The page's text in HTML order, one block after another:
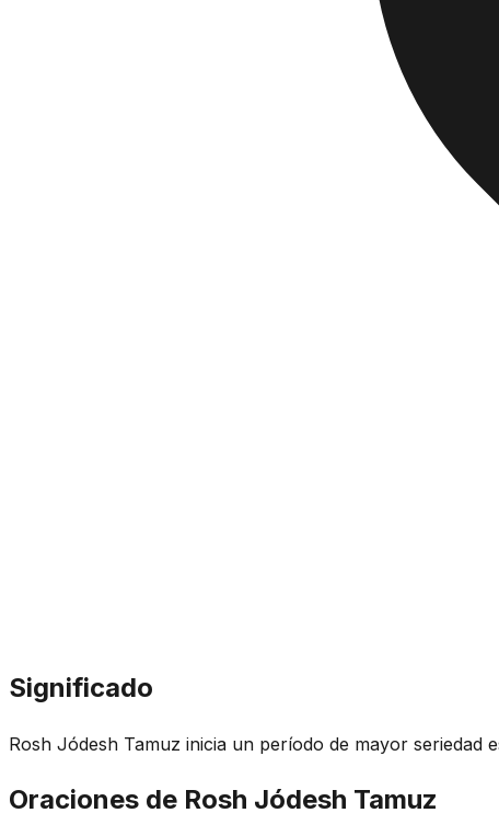
Significado
Rosh Jódesh Tamuz inicia un período de mayor seriedad
Oraciones de Rosh Jódesh Tamuz